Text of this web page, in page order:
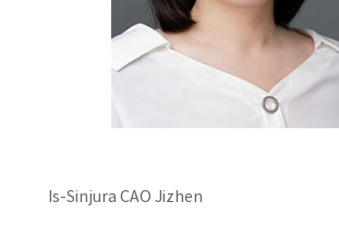
Is-Sinjura CAO Jizhen